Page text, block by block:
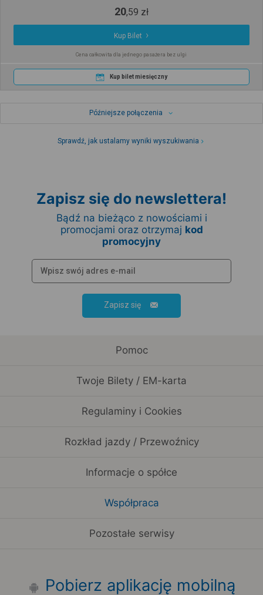
20,59 zł
Kup Bilet
Cena całkowita dla jednego pasażera bez ulgi
Kup bilet miesięczny
Późniejsze połączenia
Sprawdź, jak ustalamy wyniki wyszukiwania
Zapisz się do newslettera!
Bądź na bieżąco z nowościami i
promocjami oraz otrzymaj kod
promocyjny
Zapisz się
Pomoc
Twoje Bilety / EM-karta
Regulaminy i Cookies
Rozkład jazdy / Przewoźnicy
Informacje o spółce
Współpraca
Pozostałe serwisy
Pobierz aplikację mobilną